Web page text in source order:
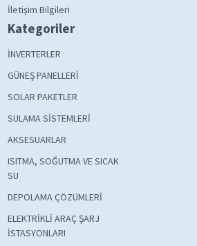
İletişim Bilgileri
Kategoriler
İNVERTERLER
GÜNEŞ PANELLERİ
SOLAR PAKETLER
SULAMA SİSTEMLERİ
AKSESUARLAR
ISITMA, SOĞUTMA VE SICAK
SU
DEPOLAMA ÇÖZÜMLERİ
ELEKTRİKLİ ARAÇ ŞARJ
İSTASYONLARI